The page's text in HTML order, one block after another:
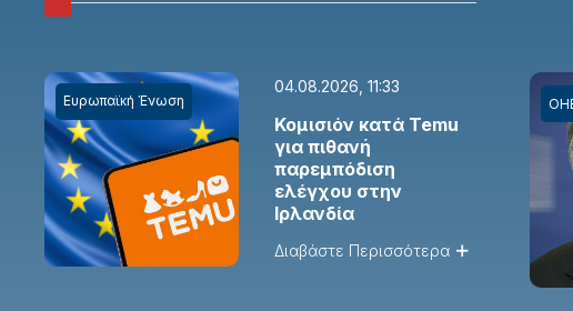
Ευρωπαϊκή Ένωση
04.08.2026, 11:33
Κομισιόν κατά Temu
για πιθανή
παρεμπόδιση
ελέγχου στην
Ιρλανδία
Διαβάστε Περισσότερα